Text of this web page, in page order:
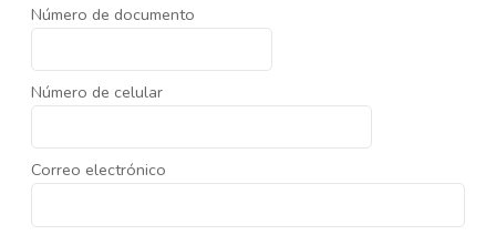
Número de documento
Número de celular
Correo electrónico